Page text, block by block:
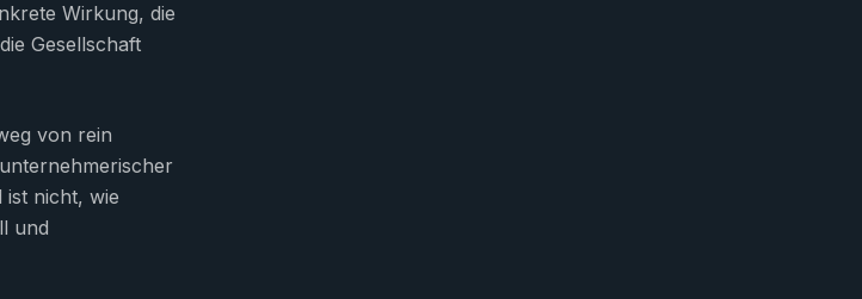
Wirkung, die
Gesellschaft
von rein
ist nicht, wie
und